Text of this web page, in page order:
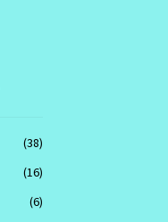
(38)
(16)
(6)